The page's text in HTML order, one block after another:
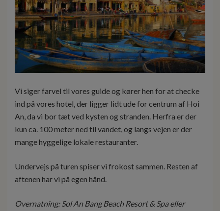
Vi siger farvel til vores guide og kører hen for at checke
ind på vores hotel, der ligger lidt ude for centrum af Hoi
An, da vi bor tæt ved kysten og stranden. Herfra er der
kun ca. 100 meter ned til vandet, og langs vejen er der
mange hyggelige lokale restauranter.
Undervejs på turen spiser vi frokost sammen. Resten af
aftenen har vi på egen hånd.
Overnatning: Sol An Bang Beach Resort & Spa eller